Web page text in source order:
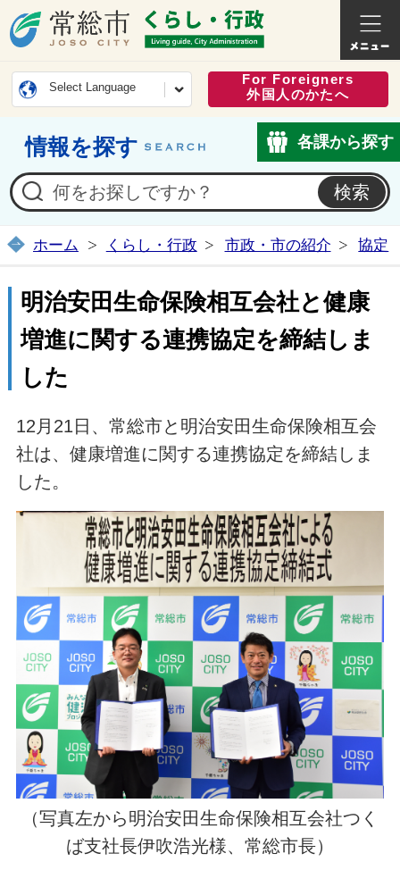
常総市公式ホームページ
くらし
Select Language
For Foreigners
外国人のかたへ
情報を探す 各課から探す
ホーム くらし・行政 市政・市の紹介 協定
明治安田生命保険相互会社と健康
増進に関する連携協定を締結しま
した
12月21日、常総市と明治安田生命保険相互会
社は、健康増進に関する連携協定を締結しま
した。
（写真左から明治安田生命保険相互会社つく
ば支社長伊吹浩光様、常総市長）